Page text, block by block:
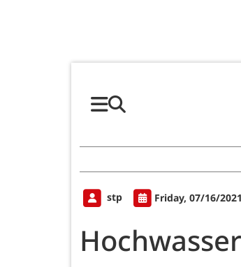
stp Friday, 07/16/